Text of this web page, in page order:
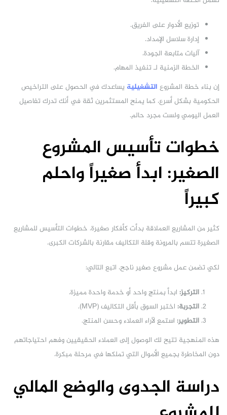
توزيع الأدوار على الفريق.
إدارة سلاسل الإمداد.
آليات متابعة الجودة.
الخطة الزمنية لـ تنفيذ المهام.
إن بناء خطة المشروع التشغيلية يساعدك في الحصول على التراخيص
الحكومية بشكل أسرع، كما يمنح المستثمرين ثقة في أنك تدرك تفاصيل
العمل اليومي ولست مجرد حالم.
خطوات تأسيس المشروع
الصغير: ابدأ صغيراً واحلم
كبيراً
كثير من المشاريع العملاقة بدأت كأفكار صغيرة. خطوات التأسيس للمشاريع
الصغيرة تتسم بالمرونة وقلة التكاليف مقارنة بالشركات الكبرى.
لكي تضمن عمل مشروع صغير ناجح، اتبع التالي:
التركيز: ابدأ بمنتج واحد أو خدمة واحدة مميزة.
التجربة: اختبر السوق بأقل التكاليف (MVP).
التطوير: استمع لآراء العملاء وحسن المنتج.
هذه المنهجية تتيح لك الوصول إلى العملاء الحقيقيين وفهم احتياجاتهم
دون المخاطرة بجميع الأموال التي تملكها في مرحلة مبكرة.
دراسة الجدوى والوضع المالي